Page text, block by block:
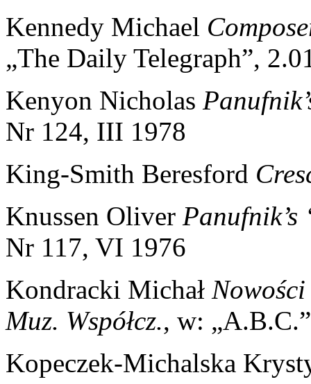
Kennedy Michael
„The Daily Telegraph”,
Kenyon Nicholas
Nr 124, III 1978
King-Smith Beresford
Knussen Oliver Panufnik’s
Nr 117, VI 1976
Kondracki Michał Nowości
Muz. Współcz., w:
Kopeczek-Michalska